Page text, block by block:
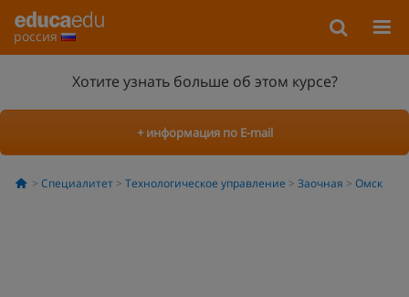
россия
Хотите узнать больше об этом курсе?
+ информация по E-mail
Специалитет Технологическое управление Заочная Омск